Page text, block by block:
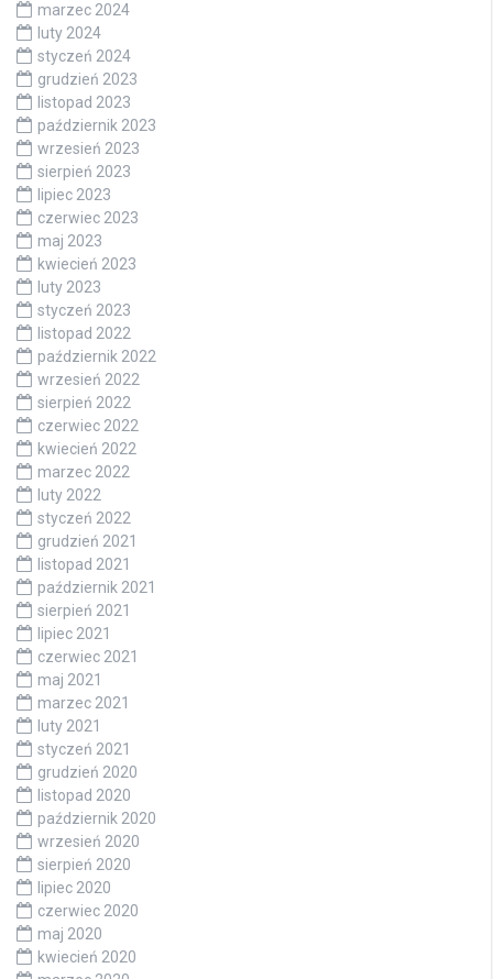
marzec 2024
luty 2024
styczeń 2024
grudzień 2023
listopad 2023
październik 2023
wrzesień 2023
sierpień 2023
lipiec 2023
czerwiec 2023
maj 2023
kwiecień 2023
luty 2023
styczeń 2023
listopad 2022
październik 2022
wrzesień 2022
sierpień 2022
czerwiec 2022
kwiecień 2022
marzec 2022
luty 2022
styczeń 2022
grudzień 2021
listopad 2021
październik 2021
sierpień 2021
lipiec 2021
czerwiec 2021
maj 2021
marzec 2021
luty 2021
styczeń 2021
grudzień 2020
listopad 2020
październik 2020
wrzesień 2020
sierpień 2020
lipiec 2020
czerwiec 2020
maj 2020
kwiecień 2020